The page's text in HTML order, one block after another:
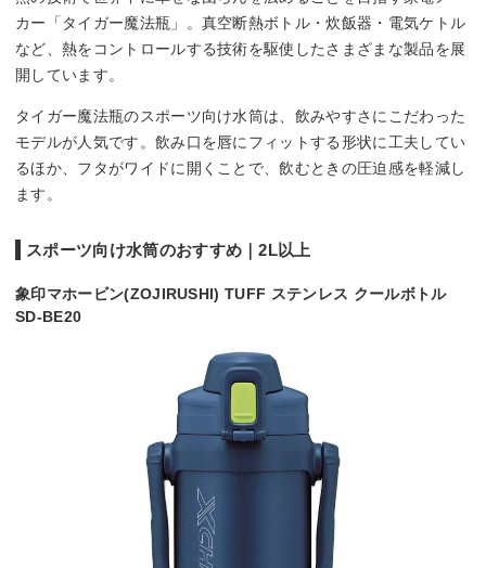
カー「タイガー魔法瓶」。真空断熱ボトル・炊飯器・電気ケトル
など、熱をコントロールする技術を駆使したさまざまな製品を展
開しています。
タイガー魔法瓶のスポーツ向け水筒は、飲みやすさにこだわった
モデルが人気です。飲み口を唇にフィットする形状に工夫してい
るほか、フタがワイドに開くことで、飲むときの圧迫感を軽減し
ます。
スポーツ向け水筒のおすすめ｜2L以上
象印マホービン(ZOJIRUSHI) TUFF ステンレス クールボトル
SD-BE20